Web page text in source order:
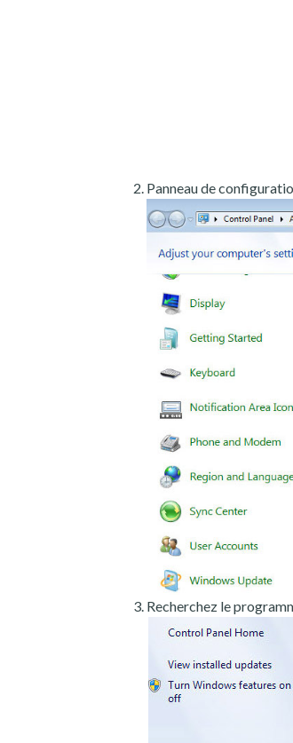
Panneau de
Recherchez le